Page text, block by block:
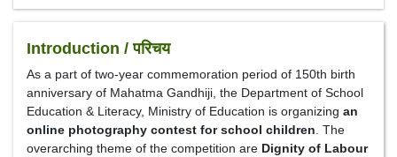
Introduction / परिचय
As a part of two-year commemoration period of 150th birth
anniversary of Mahatma Gandhiji, the Department of School
Education & Literacy, Ministry of Education is organizing an
online photography contest for school children. The
overarching theme of the competition are Dignity of Labour